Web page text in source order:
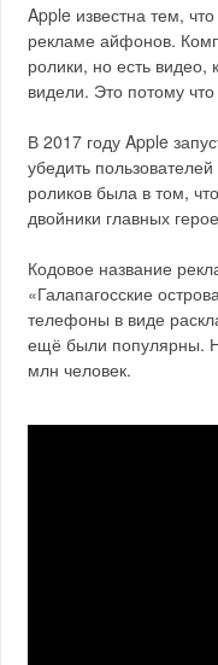
Apple известна тем,
рекламе айфонов.
ролики, но есть видео,
видели. Это потому
В 2017 году Apple
убедить
роликов была в том,
двойники главных
Кодовое название
«Галапагосские
телефоны в виде
ещё были популярны.
млн человек.